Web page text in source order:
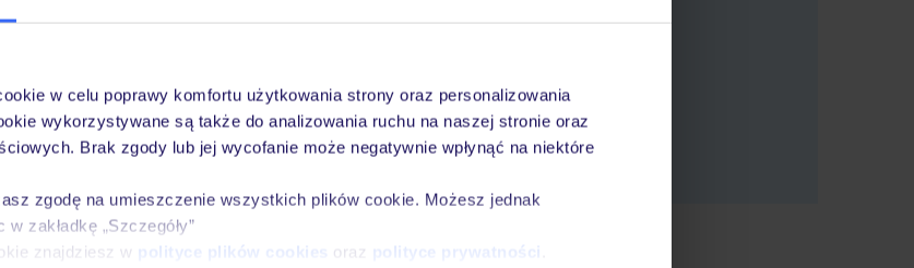
w celu poprawy komfortu użytkowania strony oraz personalizowania
wykorzystywane są także do analizowania ruchu na naszej stronie oraz
Brak zgody lub jej wycofanie może negatywnie wpłynąć na niektóre
zgodę na umieszczenie wszystkich plików cookie. Możesz jednak
zakładkę „Szczegóły”
znajdziesz w polityce plików cookies oraz polityce prywatności
długość pobytuidatę wylotu, aby wyświetlić oferty.
do1 kwietnia 2027